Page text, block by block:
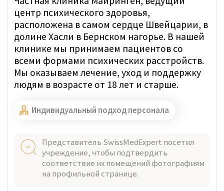
мы внимательно выслушаем вашу
ситуацию. Вам не придется
самостоятельно связываться с
клиниками, раскрывая персональные
данные в нескольких учреждениях и
подвергаясь маркетинговым
рассылкам.
Какое лечение вам требуется?
Как независимые медицинские
в стационарном и амбулаторном
подберет оптимальную клинику,
соответствующую вашим ожиданиям,
индивидуальным потребностям и
бюджету.